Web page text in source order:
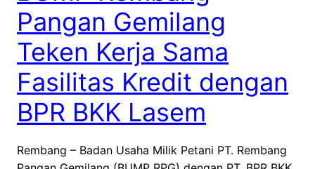
Pangan Gemilang
Teken Kerja Sama
Fasilitas Kredit dengan
BPR BKK Lasem
Rembang – Badan Usaha Milik Petani PT. Rembang